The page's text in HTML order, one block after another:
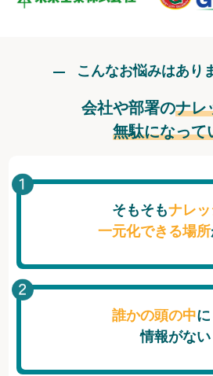
こんなお悩みはあり
会社や部署のナレ
無駄になって
そもそもナレ
一元化できる場所
誰かの頭の中
情報がない